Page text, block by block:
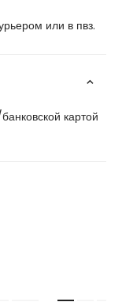
или в пвз.
картой